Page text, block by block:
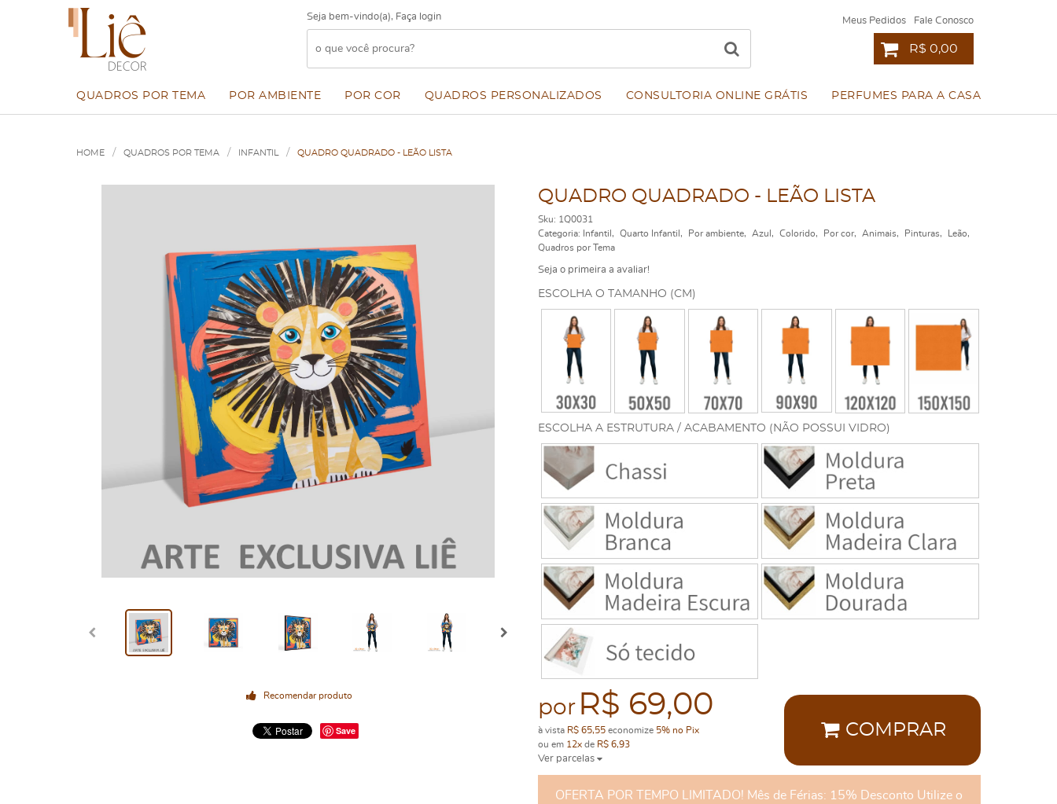
Seja bem-vindo(a), Faça login Meus Pedidos Fale Conosco
R$ 0,00
QUADROS POR TEMA POR AMBIENTE POR COR QUADROS PERSONALIZADOS CONSULTORIA ONLINE GRÁTIS PERFUMES PARA A CASA
HOME QUADROS POR TEMA INFANTIL QUADRO QUADRADO - LEÃO LISTA
Recomendar produto
Save
QUADRO QUADRADO - LEÃO LISTA
Sku: 1Q0031
Categoria:
Infantil Quarto Infantil Por ambiente Azul Colorido Por cor Animais Pinturas
Leão
Quadros por Tema
Seja o primeira a avaliar!
ESCOLHA A ESTRUTURA / ACABAMENTO (NÃO POSSUI VIDRO)
ESCOLHA O TAMANHO (CM)
por R$ 69,00
à vista R$ 65,55economize 5% no Pix
ou em 12xde R$ 6,93
Ver parcelas
COMPRAR
OFERTA POR TEMPO LIMITADO! Mês de Férias: 15% Desconto Utilize o